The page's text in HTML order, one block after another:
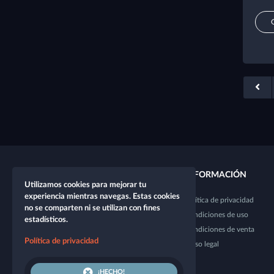
Nuevo personaje
Probador de dados
INFORMACIÓN
Política de privacidad
Condiciones de uso
Condiciones de venta
Aviso legal
Utilizamos cookies para mejorar tu
experiencia mientras navegas. Estas cookies
no se comparten ni se utilizan con fines
estadísticos.
Política de privacidad
¡HECHO!